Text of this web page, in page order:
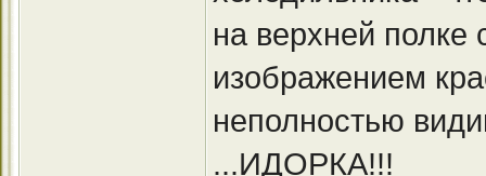
на верхней полке
изображением
неполностью
...ИДОРКА!!!